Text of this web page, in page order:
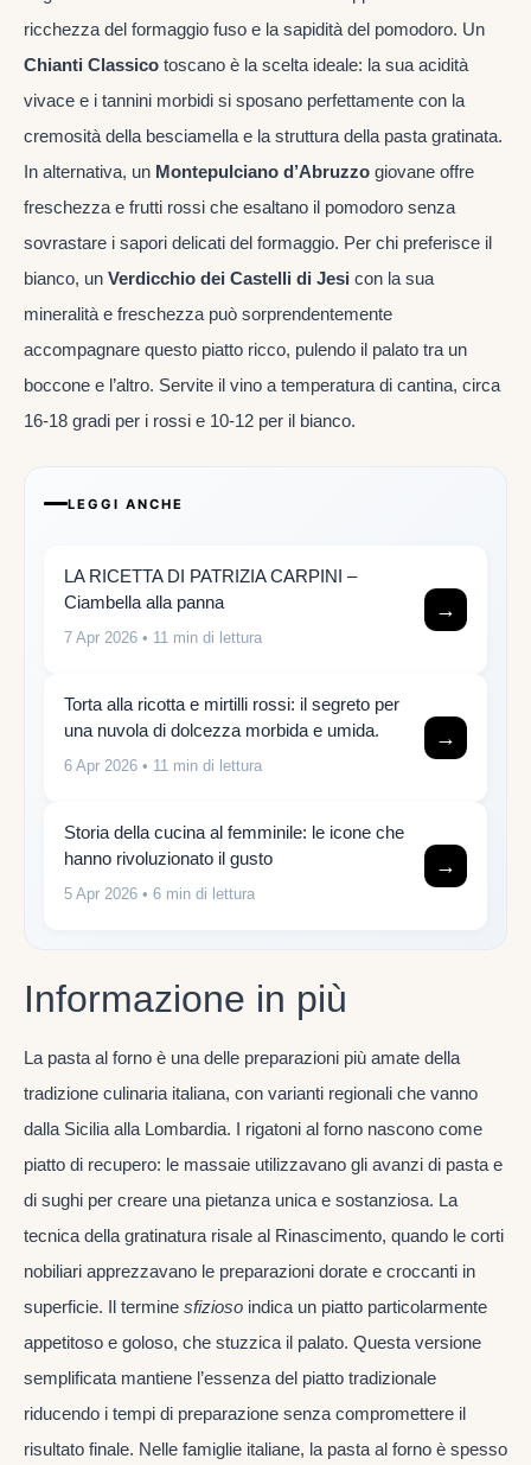
ricchezza del formaggio fuso e la sapidità del pomodoro. Un
Chianti Classico toscano è la scelta ideale: la sua acidità
vivace e i tannini morbidi si sposano perfettamente con la
cremosità della besciamella e la struttura della pasta gratinata.
In alternativa, un Montepulciano d’Abruzzo giovane offre
freschezza e frutti rossi che esaltano il pomodoro senza
sovrastare i sapori delicati del formaggio. Per chi preferisce il
bianco, un Verdicchio dei Castelli di Jesi con la sua
mineralità e freschezza può sorprendentemente
accompagnare questo piatto ricco, pulendo il palato tra un
boccone e l’altro. Servite il vino a temperatura di cantina, circa
16-18 gradi per i rossi e 10-12 per il bianco.
LEGGI ANCHE
LA RICETTA DI PATRIZIA CARPINI –
Ciambella alla panna
7 Apr 2026 • 11 min di lettura
→
Torta alla ricotta e mirtilli rossi: il segreto per
una nuvola di dolcezza morbida e umida.
6 Apr 2026 • 11 min di lettura
→
Storia della cucina al femminile: le icone che
hanno rivoluzionato il gusto
5 Apr 2026 • 6 min di lettura
→
Informazione in più
La pasta al forno è una delle preparazioni più amate della
tradizione culinaria italiana, con varianti regionali che vanno
dalla Sicilia alla Lombardia. I rigatoni al forno nascono come
piatto di recupero: le massaie utilizzavano gli avanzi di pasta e
di sughi per creare una pietanza unica e sostanziosa. La
tecnica della gratinatura risale al Rinascimento, quando le corti
nobiliari apprezzavano le preparazioni dorate e croccanti in
superficie. Il termine sfizioso indica un piatto particolarmente
appetitoso e goloso, che stuzzica il palato. Questa versione
semplificata mantiene l’essenza del piatto tradizionale
riducendo i tempi di preparazione senza compromettere il
risultato finale. Nelle famiglie italiane, la pasta al forno è spesso